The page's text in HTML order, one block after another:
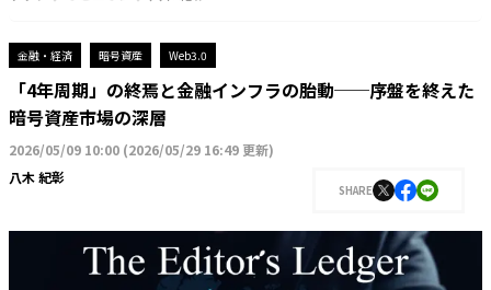
金融・経済 暗号資産 Web3.0
「4年周期」の終焉と金融インフラの胎動──序盤を終えた
暗号資産市場の深層
2026/05/09 10:00 (2026/05/29 16:49 更新)
八木 紀彰
SHARE